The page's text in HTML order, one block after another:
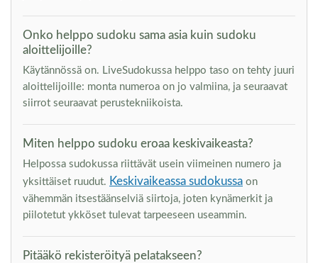
Onko helppo sudoku sama asia kuin sudoku
aloittelijoille?
Käytännössä on. LiveSudokussa helppo taso on tehty juuri
aloittelijoille: monta numeroa on jo valmiina, ja seuraavat
siirrot seuraavat perustekniikoista.
Miten helppo sudoku eroaa keskivaikeasta?
Helpossa sudokussa riittävät usein viimeinen numero ja
yksittäiset ruudut. Keskivaikeassa sudokussa on
vähemmän itsestäänselviä siirtoja, joten kynämerkit ja
piilotetut ykköset tulevat tarpeeseen useammin.
Pitääkö rekisteröityä pelatakseen?